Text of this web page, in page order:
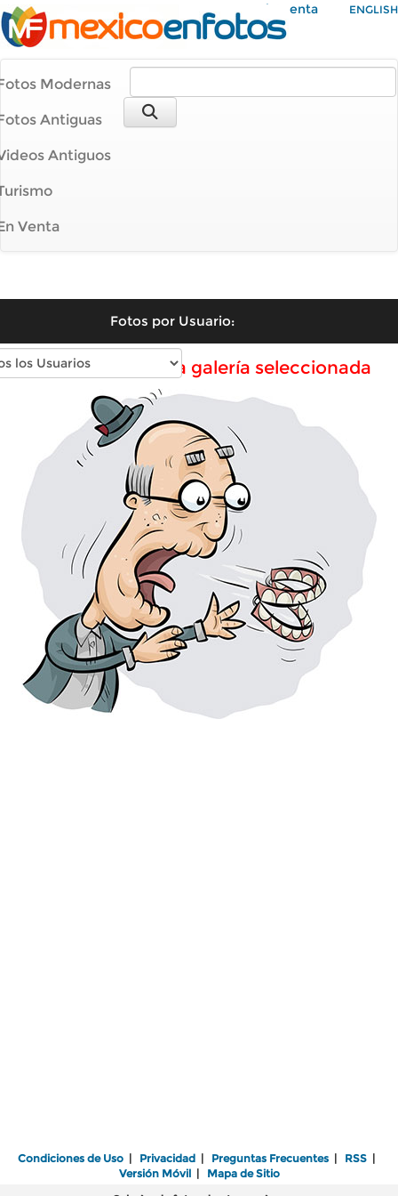
Mi Cuenta ENGLISH
Modernas
Antiguas
Antiguos
Venta
Fotos por Usuario:
No hay fotos en la galería seleccionada
Condiciones de Uso | Privacidad | Preguntas Frecuentes | RSS |
Versión Móvil| Mapa de Sitio